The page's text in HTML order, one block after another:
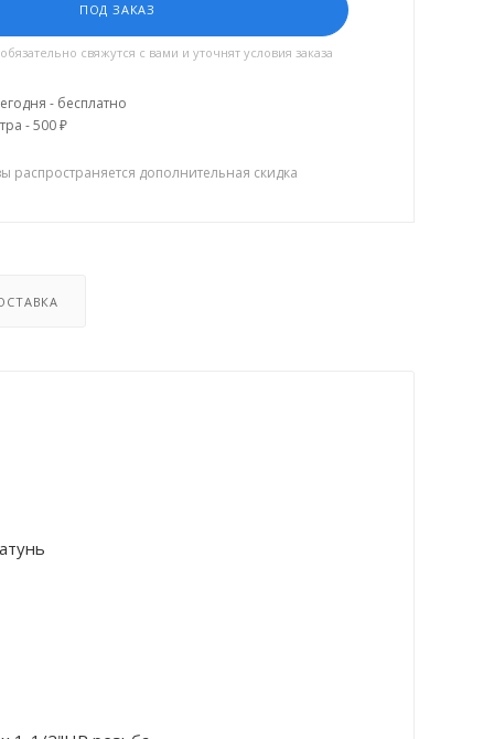
ПОД ЗАКАЗ
свяжутся с вами и уточнят условия заказа
- бесплатно
- 500 ₽
распространяется дополнительная скидка